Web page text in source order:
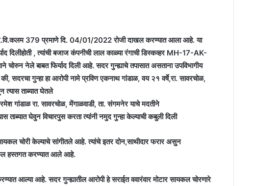
379 प्रमाणे दि. 04/01/2022 रोजी दाखल करण्यात आला आहे. या
दिलीहोती , त्यांची बजाज कंपनीची लाल काळ्या रंगाची डिस्कव्हर MH-17-AK-
नेले बाबत फिर्याद दिली आहे. सदर गुन्ह्याचे तपासात असताना उपविभागीय
सदरचा गुन्हा हा आरोपी नामे प्रविण एकनाथ गांडाळ, वय २१ वर्षे,रा. सावरचोळ,
त्यास ताब्यात घेतले
गांडाळ रा. सावरचोळ, मेंगाळवाडी, ता. संगमनेर याचे मदतीने
ताब्यात घेवुन विचारपुस करता त्यांनी नमुद गुन्हा केल्याची कबुली दिली
चोरी केल्याचे सांगीतले आहे. त्यांचे इतर दोन,साथीदार फरार असुन
हस्तगत करण्यात आले आहे.
आल्या आहे. सदर गुन्ह्यातील आरोपी हे सराईत ववारंवार मोटार सायकल चोरणारे